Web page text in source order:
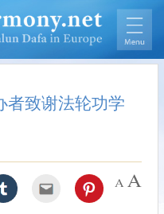
者致谢法轮功学